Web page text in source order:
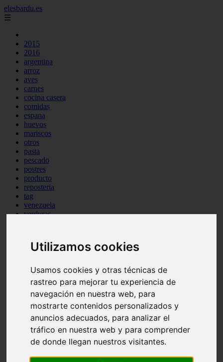
Utilizamos cookies
Usamos cookies y otras técnicas de
rastreo para mejorar tu experiencia de
navegación en nuestra web, para
mostrarte contenidos personalizados y
anuncios adecuados, para analizar el
tráfico en nuestra web y para comprender
de donde llegan nuestros visitantes.
elesbardu.es
☰
2015
2016
argentina
arroz
aves
carnes
cocina casera
comidas
espana
huevos
mariscos
otros
pasta
pescado
postres
producto
reposteria
tag
venezuela
verduras
Teruel - sarrión
Cádiz - algodonales
Madrid - madrid
Asturias - oviedo
Cádiz - el-puerto-de-santa-maría
Asturias - aller
álava - vitoria-gasteiz
Málaga - marbella
Zaragoza - zaragoza
Barcelona - barcelona
Valencia - valencia